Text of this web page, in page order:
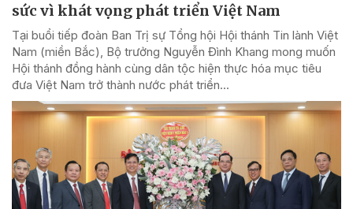
sức vì khát vọng phát triển Việt Nam
Tại buổi tiếp đoàn Ban Trị sự Tổng hội Hội thánh Tin lành Việt
Nam (miền Bắc), Bộ trưởng Nguyễn Đình Khang mong muốn
Hội thánh đồng hành cùng dân tộc hiện thực hóa mục tiêu
đưa Việt Nam trở thành nước phát triển...